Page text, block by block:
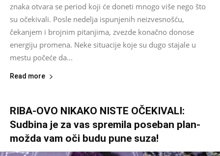
znaka otvara se period koji će doneti mnogo više nego što
su očekivali. Posle nedelja ispunjenih neizvesnošću,
čekanjem i brojnim pitanjima, zvezde konačno donose
energiju promena. Neke situacije koje su dugo stajale u
mestu počeće da...
Read more
RIBA-OVO NIKAKO NISTE OČEKIVALI:
Sudbina je za vas spremila poseban plan-
možda vam oči budu pune suza!